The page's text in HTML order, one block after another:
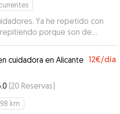
Ya he repetido con
porque son de
han estado muy bien
atentos a tus consultas sobre
recomiendo.”
cuidadora en Alicante 12€/día
(20 Reservas)
km